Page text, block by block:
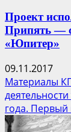
Проект
Припять —
«Юпитер»
09.11.2017
Материалы
года. Первый